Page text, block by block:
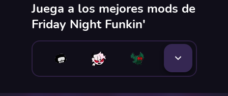
Juega a los mejores mods de
Friday Night Funkin'